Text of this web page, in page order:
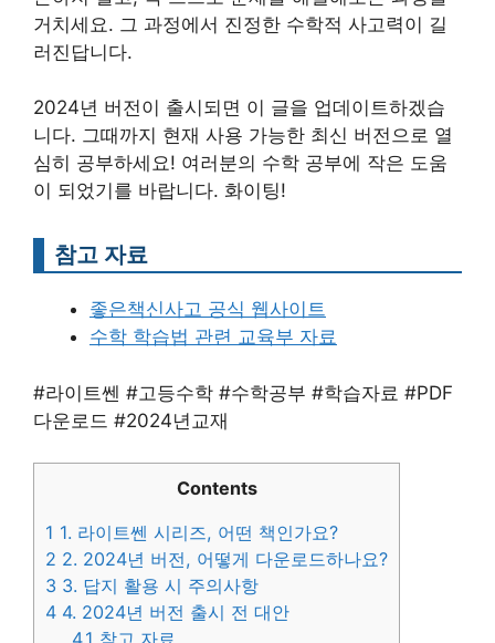
거치세요. 그 과정에서 진정한 수학적 사고력이 길
러진답니다.
2024년 버전이 출시되면 이 글을 업데이트하겠습
니다. 그때까지 현재 사용 가능한 최신 버전으로 열
심히 공부하세요! 여러분의 수학 공부에 작은 도움
이 되었기를 바랍니다. 화이팅!
참고 자료
좋은책신사고 공식 웹사이트
수학 학습법 관련 교육부 자료
#라이트쎈 #고등수학 #수학공부 #학습자료 #PDF
다운로드 #2024년교재
Contents
1 1. 라이트쎈 시리즈, 어떤 책인가요?
2 2. 2024년 버전, 어떻게 다운로드하나요?
3 3. 답지 활용 시 주의사항
4 4. 2024년 버전 출시 전 대안